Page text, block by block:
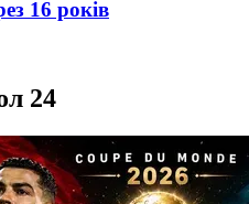
16 років
24